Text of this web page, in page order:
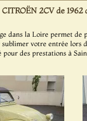
CITROËN 2CV de
dans la Loire permet
votre entrée lors
pour des prestations à